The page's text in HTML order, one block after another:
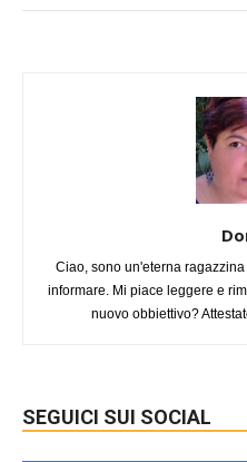
Ciao, sono un'eterna
informare. Mi piace leggere e
nuovo obbiettivo?
SEGUICI SUI SOCIAL